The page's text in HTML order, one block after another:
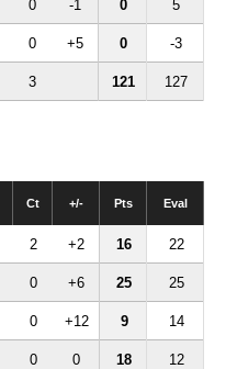
0 -1 0 5
0 +5 0 -3
3 121 127
Ct +/- Pts Eval
2 +2 16 22
0 +6 25 25
0 +12 9 14
0 0 18 12